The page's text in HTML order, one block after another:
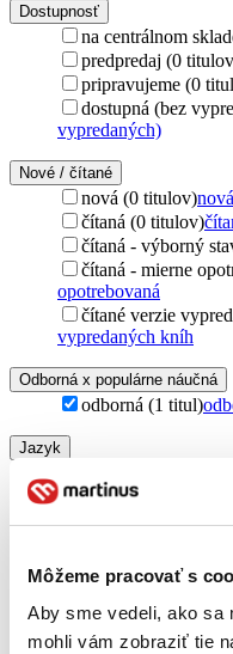
Môžeme pracovať s
Aby sme vedeli, ako sa
mohli vám zobraziť tie
Dostupnosť
na centrálnom
predpredaj (0
pripravujeme (0
dostupná (bez
vypredaných)
Nové / čítané
nová (0 titulov)nová
čítaná (0 titulov)
čítaná - výborný
čítaná - mierne
opotrebovaná
čítané verzie
vypredaných kníh
Odborná x populárne náučná
odborná (1 titul)
Jazyk
Autor
Jagienka Jautová